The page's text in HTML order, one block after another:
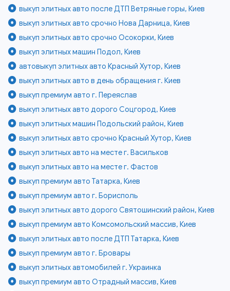
выкуп элитных авто после ДТП Ветряные горы, Киев
выкуп элитных авто срочно Нова Дарница, Киев
выкуп элитных авто срочно Осокорки, Киев
выкуп элитных машин Подол, Киев
автовыкуп элитных авто Красный Хутор, Киев
выкуп элитных авто в день обращения г. Киев
выкуп премиум авто г. Переяслав
выкуп элитных авто дорого Соцгород, Киев
выкуп элитных машин Подольский район, Киев
выкуп элитных авто срочно Красный Хутор, Киев
выкуп элитных авто на месте г. Васильков
выкуп элитных авто на месте г. Фастов
выкуп премиум авто Татарка, Киев
выкуп премиум авто г. Борисполь
выкуп элитных авто дорого Святошинский район, Киев
выкуп премиум авто Комсомольский массив, Киев
выкуп элитных авто после ДТП Татарка, Киев
выкуп премиум авто г. Бровары
выкуп элитных автомобилей г. Украинка
выкуп премиум авто Отрадный массив, Киев